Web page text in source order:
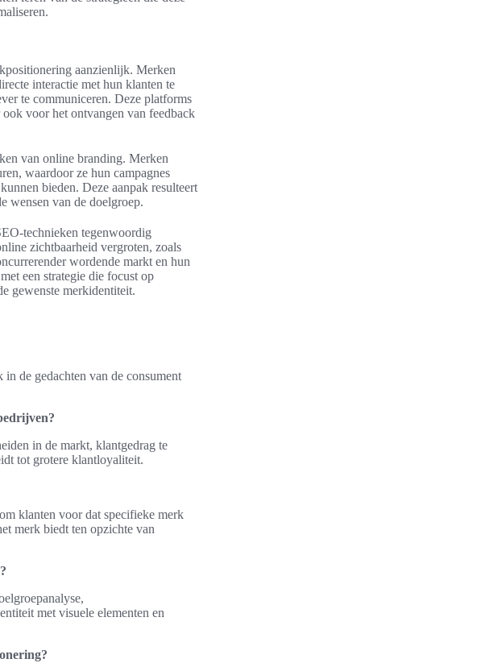
aanzienlijk. Merken
interactie met hun klanten te
te communiceren. Deze platforms
voor het ontvangen van feedback
van online branding. Merken
waardoor ze hun campagnes
bieden. Deze aanpak resulteert
wensen van de doelgroep.
technieken tegenwoordig
zichtbaarheid vergroten, zoals
wordende markt en hun
een strategie die focust op
gewenste merkidentiteit.
de gedachten van de consument
in de markt, klantgedrag te
tot grotere klantloyaliteit.
klanten voor dat specifieke merk
merk biedt ten opzichte van
met visuele elementen en